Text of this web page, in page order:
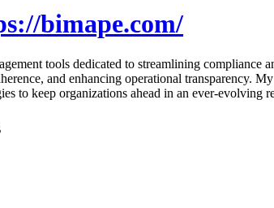
bimape.com/
tools dedicated to streamlining
and enhancing operational transparency.
to keep organizations ahead in an ever-evolving